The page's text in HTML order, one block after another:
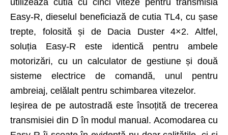
Easy-R, dieselul beneficiază de cutia TL4, cu șase
trepte, folosită și de Dacia Duster 4×2. Altfel,
soluția Easy-R este identică pentru ambele
motorizări, cu un calculator de gestiune și două
sisteme electrice de comandă, unul pentru
ambreiaj, celălalt pentru schim­barea vitezelor.
Ieșirea de pe autostradă este însoțită de trecerea
transmisiei din D în modul manual. Acomodarea cu